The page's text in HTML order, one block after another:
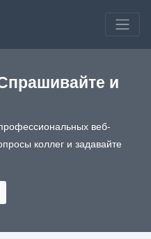
и
веб-
коллег и задавайте